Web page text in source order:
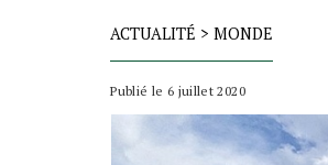
ACTUALITÉ >MONDE
Publié le 6 juillet 2020